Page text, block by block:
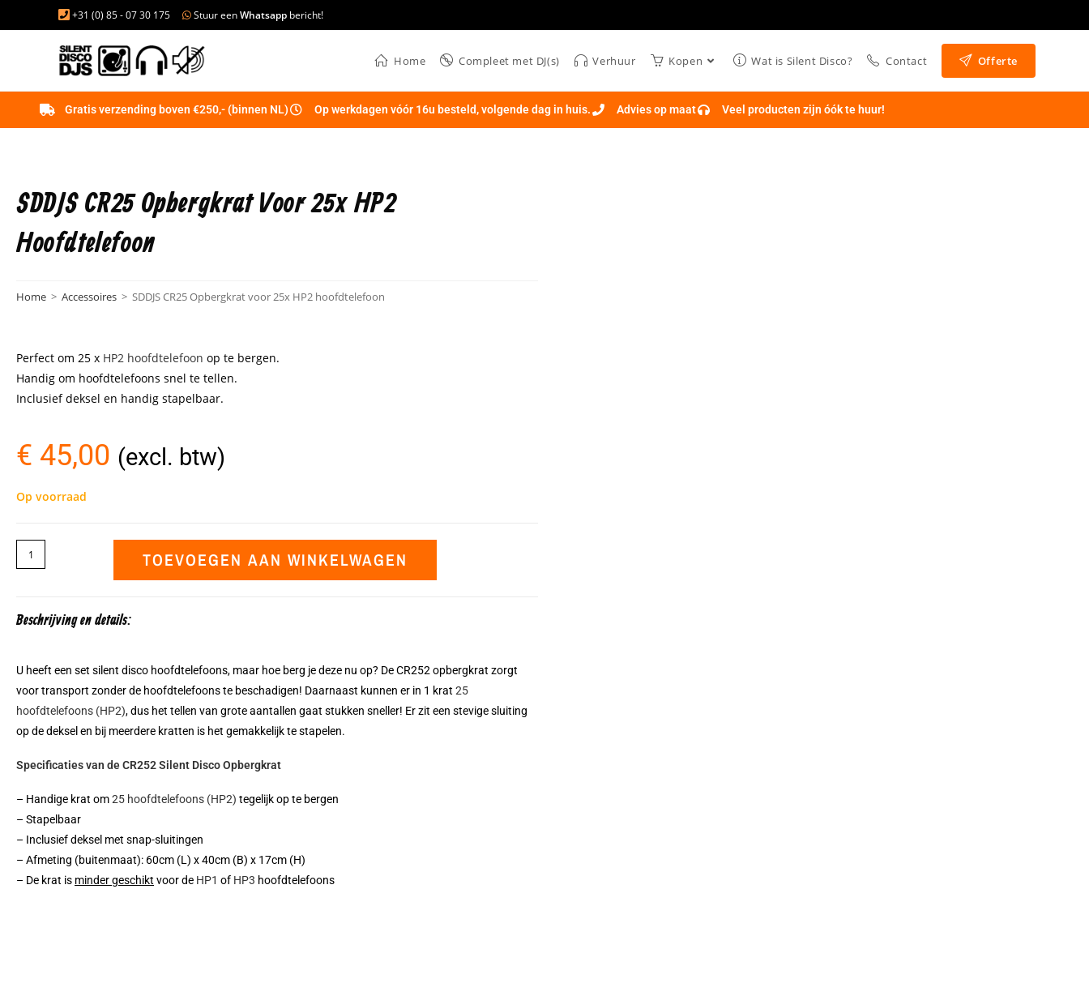
+31 (0) 85 - 07 30 175 Stuur eenWhatsapp bericht!
Home Compleet met DJ(s) Verhuur Kopen Wat is Silent Disco? Contact Offerte
Gratis verzending boven €250,- (binnen NL) Op werkdagen vóór 16u besteld, volgende dag in huis. Advies op maat Veel producten zijn óók te huur!
SDDJS CR25 Opbergkrat Voor 25x HP2
Hoofdtelefoon
Home > Accessoires > SDDJS CR25 Opbergkrat voor 25x HP2 hoofdtelefoon
Perfect om 25 x HP2 hoofdtelefoon op te bergen.
Handig om hoofdtelefoons snel te tellen.
Inclusief deksel en handig stapelbaar.
€ 45,00 (excl. btw)
Op voorraad
TOEVOEGEN AAN WINKELWAGEN
Beschrijving en details:
U heeft een set silent disco hoofdtelefoons, maar hoe berg je deze nu op? De CR252 opbergkrat zorgt
voor transport zonder de hoofdtelefoons te beschadigen! Daarnaast kunnen er in 1 krat 25
hoofdtelefoons (HP2), dus het tellen van grote aantallen gaat stukken sneller! Er zit een stevige sluiting
op de deksel en bij meerdere kratten is het gemakkelijk te stapelen.
Specificaties van de CR252 Silent Disco Opbergkrat
– Handige krat om25 hoofdtelefoons (HP2) tegelijk op te bergen
– Stapelbaar
– Inclusief deksel met snap-sluitingen
– Afmeting (buitenmaat): 60cm (L) x 40cm (B) x 17cm (H)
– De krat is minder geschikt voor de HP1 of HP3 hoofdtelefoons